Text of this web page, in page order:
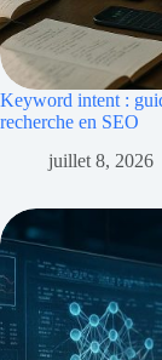
Keyword intent :
recherche en SEO
juillet 8, 2026